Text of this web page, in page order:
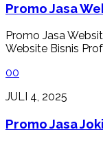
Promo Jasa
Promo Jasa
Website Bisnis
00
JULI 4, 2025
Promo Jasa